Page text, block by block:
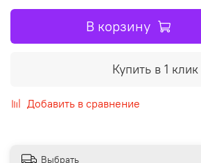
В корзину
Купить в 1 клик
Добавить в сравнение
Выбрать